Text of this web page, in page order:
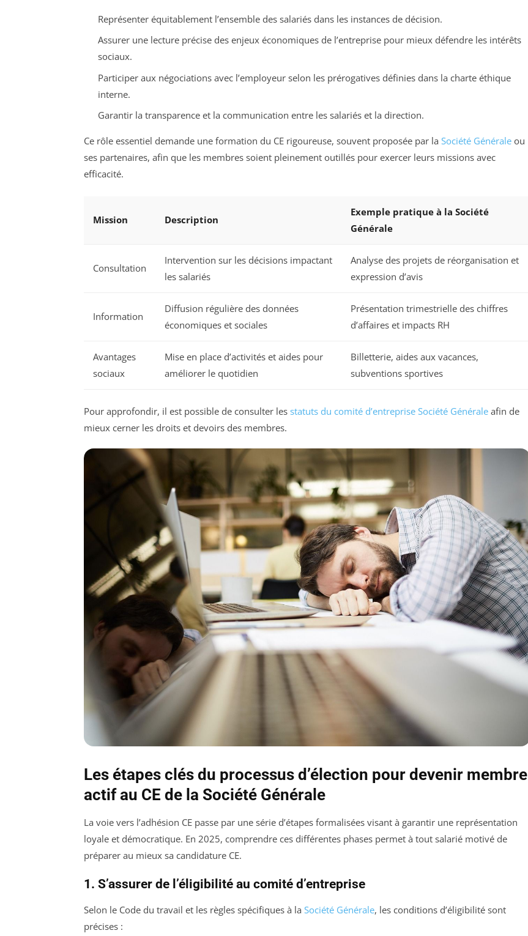
Représenter équitablement l’ensemble des salariés dans les instances de décision.
Assurer une lecture précise des enjeux économiques de l’entreprise pour mieux défendre les intérêts
sociaux.
Participer aux négociations avec l’employeur selon les prérogatives définies dans la charte éthique
interne.
Garantir la transparence et la communication entre les salariés et la direction.
Ce rôle essentiel demande une formation du CE rigoureuse, souvent proposée par la Société Générale ou
ses partenaires, afin que les membres soient pleinement outillés pour exercer leurs missions avec
efficacité.
Mission Description
Exemple pratique à la Société
Générale
Consultation
Intervention sur les décisions impactant
les salariés
Analyse des projets de réorganisation et
expression d’avis
Information
Diffusion régulière des données
économiques et sociales
Présentation trimestrielle des chiffres
d’affaires et impacts RH
Avantages
sociaux
Mise en place d’activités et aides pour
améliorer le quotidien
Billetterie, aides aux vacances,
subventions sportives
Pour approfondir, il est possible de consulter les statuts du comité d’entreprise Société Générale afin de
mieux cerner les droits et devoirs des membres.
Les étapes clés du processus d’élection pour devenir membre
actif au CE de la Société Générale
La voie vers l’adhésion CE passe par une série d’étapes formalisées visant à garantir une représentation
loyale et démocratique. En 2025, comprendre ces différentes phases permet à tout salarié motivé de
préparer au mieux sa candidature CE.
1. S’assurer de l’éligibilité au comité d’entreprise
Selon le Code du travail et les règles spécifiques à la Société Générale, les conditions d’éligibilité sont
précises :